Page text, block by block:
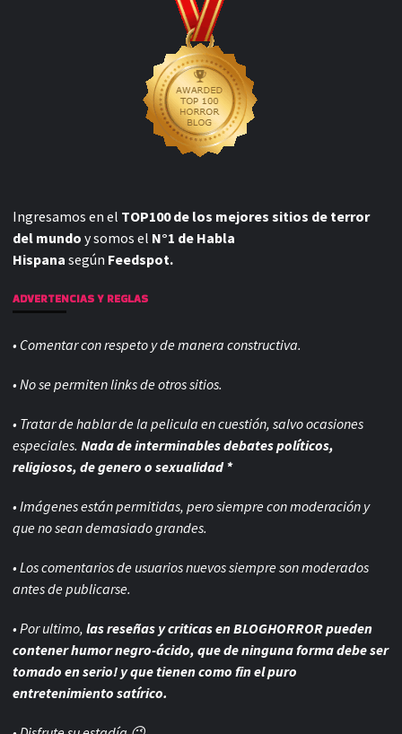
Ingresamos en el TOP100 de los mejores sitios de terror
del mundo y somos el N°1 de Habla
Hispana según Feedspot.
ADVERTENCIAS Y REGLAS
• Comentar con respeto y de manera constructiva.
• No se permiten links de otros sitios.
• Tratar de hablar de la pelicula en cuestión, salvo ocasiones
especiales. Nada de interminables debates políticos,
religiosos, de genero o sexualidad *
• Imágenes están permitidas, pero siempre conmoderación y
que no sean demasiado grandes.
• Los comentarios de usuarios nuevos siempre son moderados
antes de publicarse.
• Por ultimo, las reseñas y criticas en BLOGHORROR pueden
contener humor negro-ácido, que de ninguna forma debe ser
tomado en serio! y que tienen como fin el puro
entretenimiento satírico.